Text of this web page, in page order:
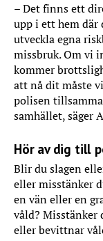
– Det finns ett
upp i ett hem där
utveckla egna
missbruk. Om vi
kommer
att nå dit måste
polisen
samhället, säger
Hör av dig till
Blir du slagen
eller misstänker
en vän eller en
våld?
eller bevittnar